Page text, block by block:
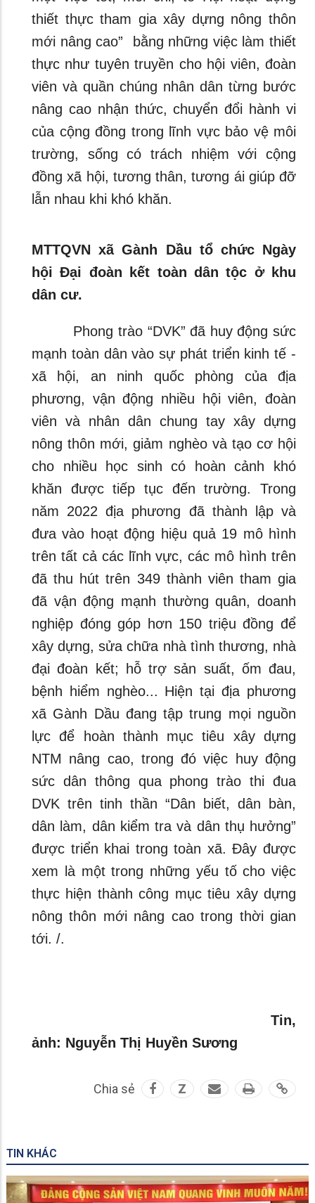
thiết thực tham gia xây dựng nông thôn
mới nâng cao” bằng những việc làm thiết
thực như tuyên truyền cho hội viên, đoàn
viên và quần chúng nhân dân từng bước
nâng cao nhận thức, chuyển đổi hành vi
của cộng đồng trong lĩnh vực bảo vệ môi
trường, sống có trách nhiệm với cộng
đồng xã hội, tương thân, tương ái giúp đỡ
lẫn nhau khi khó khăn.
MTTQVN xã Gành Dầu tổ chức Ngày
hội Đại đoàn kết toàn dân tộc ở khu
dân cư.
Phong trào “DVK” đã huy động sức
mạnh toàn dân vào sự phát triển kinh tế -
xã hội, an ninh quốc phòng của địa
phương, vận động nhiều hội viên, đoàn
viên và nhân dân chung tay xây dựng
nông thôn mới, giảm nghèo và tạo cơ hội
cho nhiều học sinh có hoàn cảnh khó
khăn được tiếp tục đến trường. Trong
năm 2022 địa phương đã thành lập và
đưa vào hoạt động hiệu quả 19 mô hình
trên tất cả các lĩnh vực, các mô hình trên
đã thu hút trên 349 thành viên tham gia
đã vận động mạnh thường quân, doanh
nghiệp đóng góp hơn 150 triệu đồng để
xây dựng, sửa chữa nhà tình thương, nhà
đại đoàn kết; hỗ trợ sản suất, ốm đau,
bệnh hiểm nghèo... Hiện tại địa phương
xã Gành Dầu đang tập trung mọi nguồn
lực để hoàn thành mục tiêu xây dựng
NTM nâng cao, trong đó việc huy động
sức dân thông qua phong trào thi đua
DVK trên tinh thần “Dân biết, dân bàn,
dân làm, dân kiểm tra và dân thụ hưởng”
được triển khai trong toàn xã. Đây được
xem là một trong những yếu tố cho việc
thực hiện thành công mục tiêu xây dựng
nông thôn mới nâng cao trong thời gian
tới. /.
Tin,
ảnh: Nguyễn Thị Huyền Sương
Chia sẻ Z
TIN KHÁC